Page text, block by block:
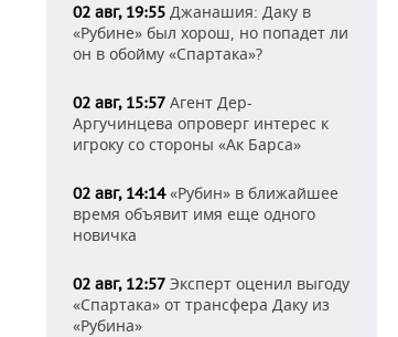
02 авг, 19:55 Джанашия: Даку в
«Рубине» был хорош, но попадет ли
он в обойму «Спартака»?
02 авг, 15:57 Агент Дер-
Аргучинцева опроверг интерес к
игроку со стороны «Ак Барса»
02 авг, 14:14«Рубин» в ближайшее
время объявит имя еще одного
новичка
02 авг, 12:57 Эксперт оценил выгоду
«Спартака» от трансфера Даку из
«Рубина»